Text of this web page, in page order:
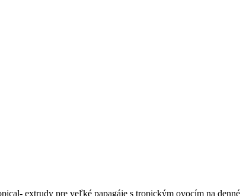
extrudy pre veľké papagáje s tropickým ovocím na denné